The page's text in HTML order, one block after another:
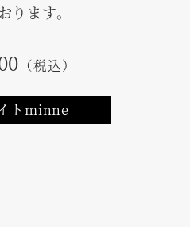
ります。
（税込）
トminne